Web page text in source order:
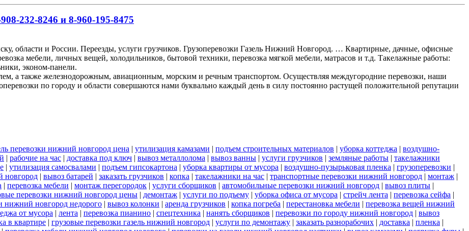
232-8246 и 8-960-195-8475
области и России. Переезды, услуги грузчиков. Грузоперевозки Газель Нижний Новгород. … Квартирные, дачные, офисные
мебели, личных вещей, холодильников, бытовой техники, перевозка мягкой мебели, матрасов и т.д. Такелажные работы:
эконом-панели.
а также железнодорожным, авиационным, морским и речным транспортом. Осуществляя междугородние перевозки, наши
по городу и области совершаются нами буквально каждый день в силу постоянно растущей положительной репутации
перевозки нижний новгород цена | утилизация камазами | подъем строительных материалов | уборка коттеджа | воздушно-
| рабочие на час | доставка под ключ | вывоз металлолома | вывоз ванны | услуги грузчиков | земляные работы | такелажники
| утилизация самосвалами | подъем гипсокартона | уборка квартиры от мусора | воздушно-пузырьковая пленка | грузоперевозки |
новгород | вывоз батарей | заказать грузчиков | копка | такелажники на час | транспортные перевозки нижний новгород | монтаж |
| перевозка мебели | монтаж перегородок | услуги сборщиков | автомобильные перевозки нижний новгород | вывоз плиты |
перевозки нижний новгород цены | демонтаж | услуги по подъему | уборка офиса от мусора | стрейч лента | перевозка сейфа |
нижний новгород недорого | вывоз колонки | аренда грузчиков | копка погреба | перестановка мебели | перевозка вещей нижний
от мусора | лента | перевозка пианино | спецтехника | нанять сборщиков | перевозки по городу нижний новгород | вывоз
в квартире | грузовые перевозки газель нижний новгород | услуги по демонтажу | заказать разнорабочих | доставка | пленка |